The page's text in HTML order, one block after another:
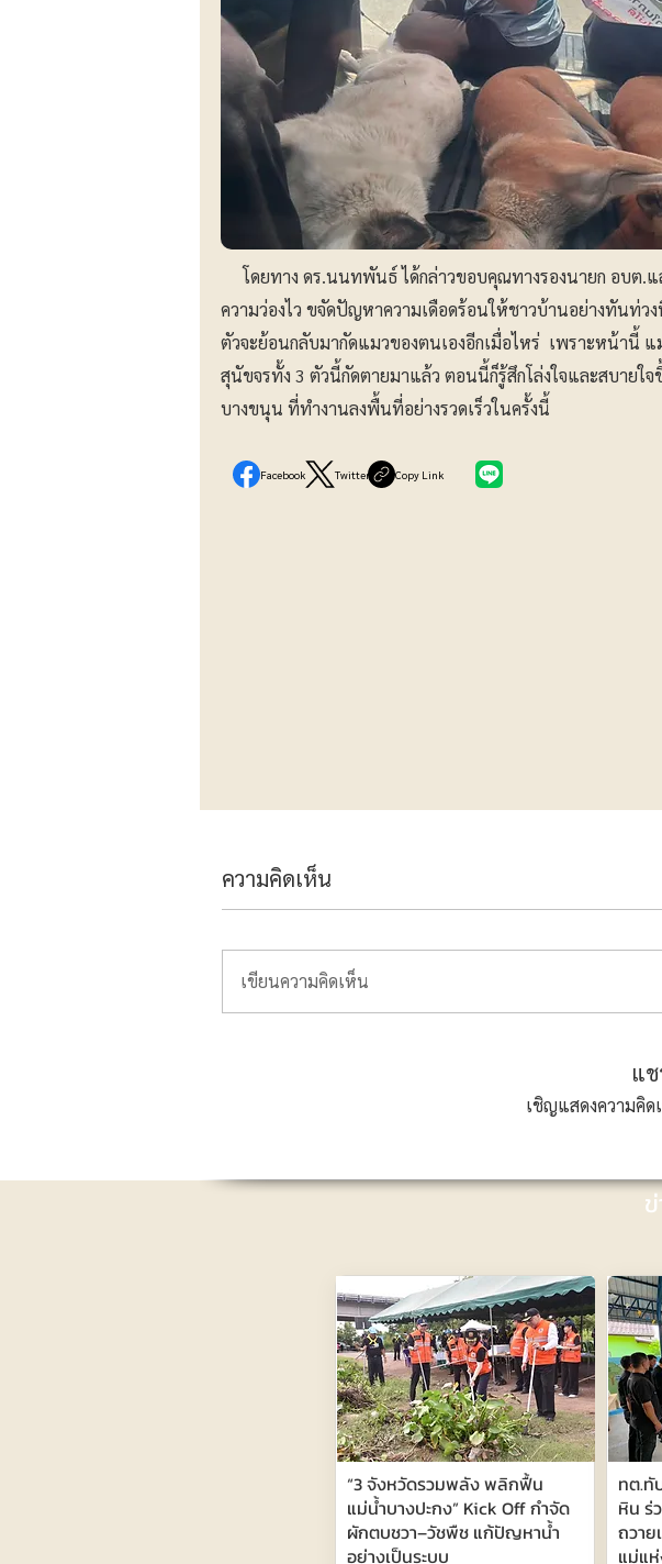
โดยทาง ดร.นนทพันธ์ ได้กล่าวขอบคุณทางรองนายก อบต.
ความว่องไว ขจัดปัญหาความเดือดร้อนให้ชาวบ้านอย่างทันท่ว
ตัวจะย้อนกลับมากัดแมวของตนเองอีกเมื่อไหร่ เพราะหน้านี้
สุนัขจรทั้ง 3 ตัวนี้กัดตายมาแล้ว ตอนนี้ก็รู้สึกโล่งใจและสบายใ
บางขนุน ที่ทำงานลงพื้นที่อย่างรวดเร็วในครั้งนี้
Facebook Twitter Copy Link
ความคิดเห็น
เขียนความคิดเห็น
แ
เชิญแสดงความคิ
“3 จังหวัดรวมพลัง พลิกฟื้น
แม่น้ำบางปะกง” Kick Off กำจัด
ผักตบชวา–วัชพืช แก้ปัญหาน้ำ
อย่างเป็นระบบ
ทต.ทั
หิน ร่
ถวาย
แม่แ